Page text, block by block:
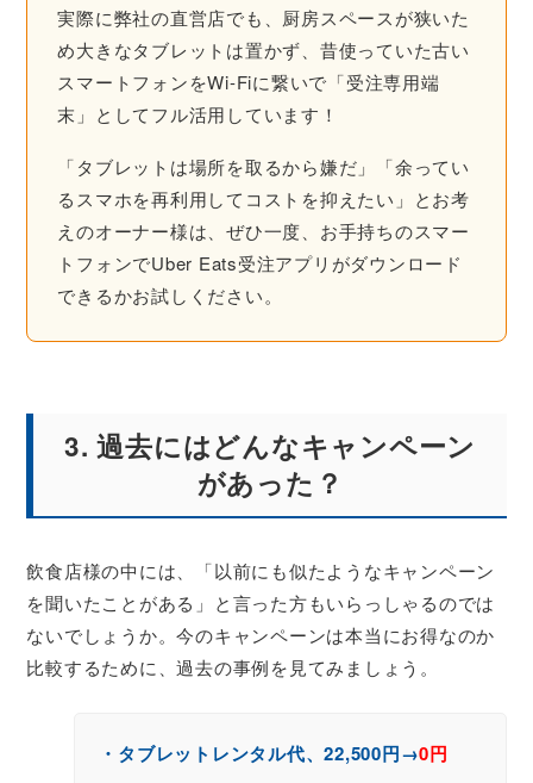
実際に弊社の直営店でも、厨房スペースが狭いた
め大きなタブレットは置かず、昔使っていた古い
スマートフォンをWi-Fiに繋いで「受注専用端
末」としてフル活用しています！
「タブレットは場所を取るから嫌だ」「余ってい
るスマホを再利用してコストを抑えたい」とお考
えのオーナー様は、ぜひ一度、お手持ちのスマー
トフォンでUber Eats受注アプリがダウンロード
できるかお試しください。
3. 過去にはどんなキャンペーン
があった？
飲食店様の中には、「以前にも似たようなキャンペーン
を聞いたことがある」と言った方もいらっしゃるのでは
ないでしょうか。今のキャンペーンは本当にお得なのか
比較するために、過去の事例を見てみましょう。
・タブレットレンタル代、22,500円→0円